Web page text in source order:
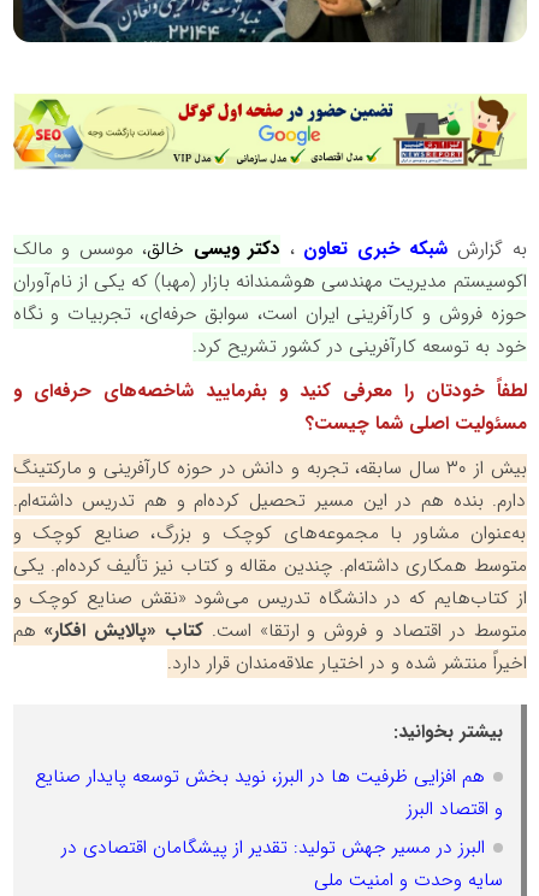
به گزارش شبکه خبری تعاون ، دکتر ویسی خالق، موسس و مالک
اکوسیستم مدیریت مهندسی هوشمندانه بازار (مهبا) که یکی از نام‌آوران
حوزه فروش و کارآفرینی ایران است، سوابق حرفه‌ای، تجربیات و نگاه
خود به توسعه کارآفرینی در کشور تشریح کرد.
لطفاً خودتان را معرفی کنید و بفرمایید شاخصه‌های حرفه‌ای و
مسئولیت اصلی شما چیست؟
بیش از ۳۰ سال سابقه، تجربه و دانش در حوزه کارآفرینی و مارکتینگ
دارم. بنده هم در این مسیر تحصیل کرده‌ام و هم تدریس داشته‌ام.
به‌عنوان مشاور با مجموعه‌های کوچک و بزرگ، صنایع کوچک و
متوسط همکاری داشته‌ام. چندین مقاله و کتاب نیز تألیف کرده‌ام. یکی
از کتاب‌هایم که در دانشگاه تدریس می‌شود «نقش صنایع کوچک و
متوسط در اقتصاد و فروش و ارتقا» است.کتاب «پالایش افکار» هم
اخیراً منتشر شده و در اختیار علاقه‌مندان قرار دارد.
بیشتر بخوانید:
هم افزایی ظرفیت ها در البرز، نوید بخش توسعه پایدار صنایع
و اقتصاد البرز
البرز در مسیر جهش تولید: تقدیر از پیشگامان اقتصادی در
سایه وحدت و امنیت ملی